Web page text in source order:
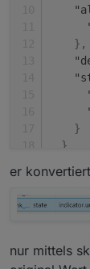
} ,
}
}
"ts"
er
nur mittels